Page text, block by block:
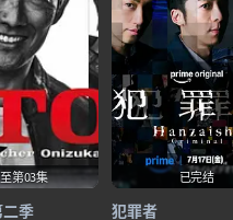
第03集
季
已完结
犯罪者